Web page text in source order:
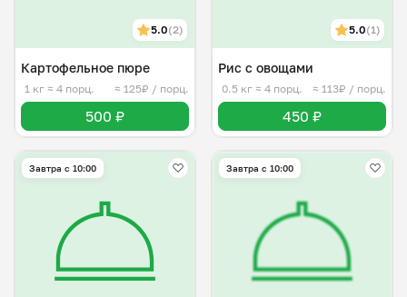
5.0(2)
Картофельное пюре
1 кг ≈ 4 порц. ≈ 125₽ / порц.
500 ₽
5.0(1)
Рис с овощами
0.5 кг ≈ 4 порц. ≈ 113₽ / порц.
450 ₽
Завтра c 10:00 Завтра c 10:00